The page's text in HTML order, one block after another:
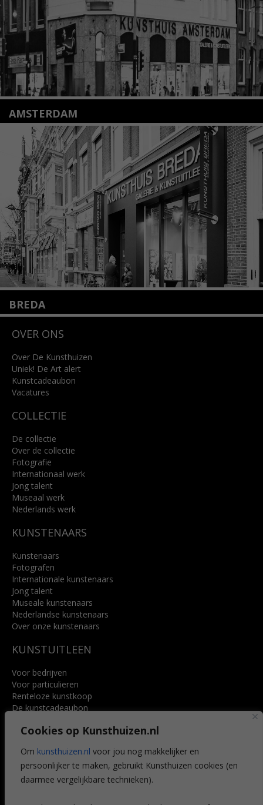
Cookies op Kunsthuizen.nl
Om kunsthuizen.nl voor jou nog makkelijker en
persoonlijker te maken, gebruikt Kunsthuizen cookies (en
daarmee vergelijkbare technieken).
Lees meer
AMSTERDAM
Amstelveenseweg 135
1075 VX Amsterdam
+31 (0)20 2332546
info@kunsthuisamsterdam.nl
Lees meer
BREDA
4818 SB Breda
info@kunsthuisbreda.nl
Lees meer
OVER ONS
Over De Kunsthuizen
Uniek! De Art alert
Kunstcadeaubon
Vacatures
COLLECTIE
De collectie
Over de collectie
Fotografie
Internationaal werk
Jong talent
Museaal werk
Nederlands werk
KUNSTENAARS
Kunstenaars
Fotografen
Internationale kunstenaars
Jong talent
Museale kunstenaars
Nederlandse kunstenaars
Over onze kunstenaars
KUNSTUITLEEN
Voor bedrijven
Voor particulieren
Renteloze kunstkoop
De kunstcadeaubon
Voordelen
Veelgestelde vragen
CONTACT